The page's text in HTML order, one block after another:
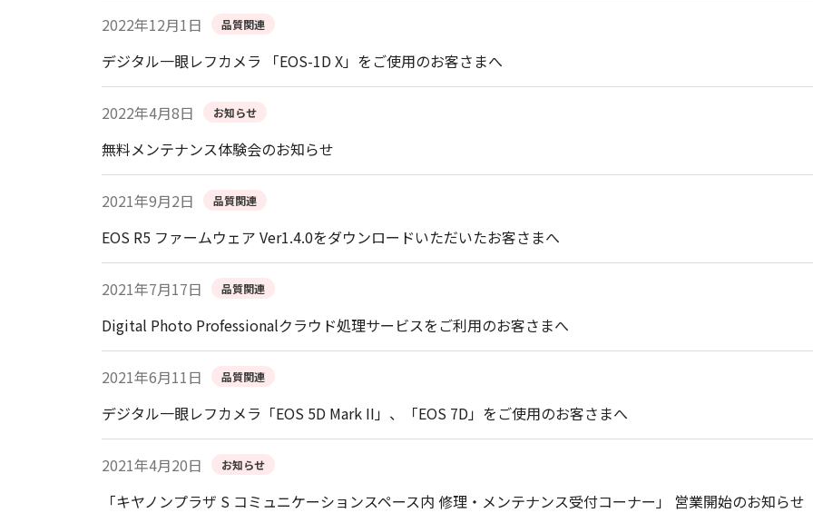
2022年12月1日 品質関連
デジタル一眼レフカメラ 「EOS-1D X」をご使用のお客さまへ
2022年4月8日 お知らせ
無料メンテナンス体験会のお知らせ
2021年9月2日 品質関連
EOS R5 ファームウェア Ver1.4.0をダウンロードいただいたお客さまへ
2021年7月17日 品質関連
Digital Photo Professionalクラウド処理サービスをご利用のお客さまへ
2021年6月11日 品質関連
デジタル一眼レフカメラ「EOS 5D Mark II」、「EOS 7D」をご使用のお客さまへ
2021年4月20日 お知らせ
「キヤノンプラザ S コミュニケーションスペース内 修理・メンテナンス受付コーナー」 営業開始のお知らせ